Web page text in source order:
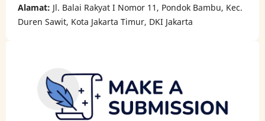
Alamat: Jl. Balai Rakyat I Nomor 11, Pondok Bambu, Kec.
Duren Sawit, Kota Jakarta Timur, DKI Jakarta